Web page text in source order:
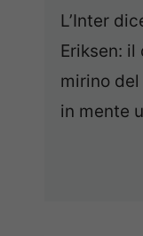
L’Inter
Eriksen: il
mirino del
in mente